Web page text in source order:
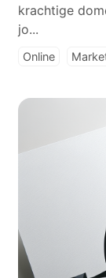
krachtige
jo...
Online